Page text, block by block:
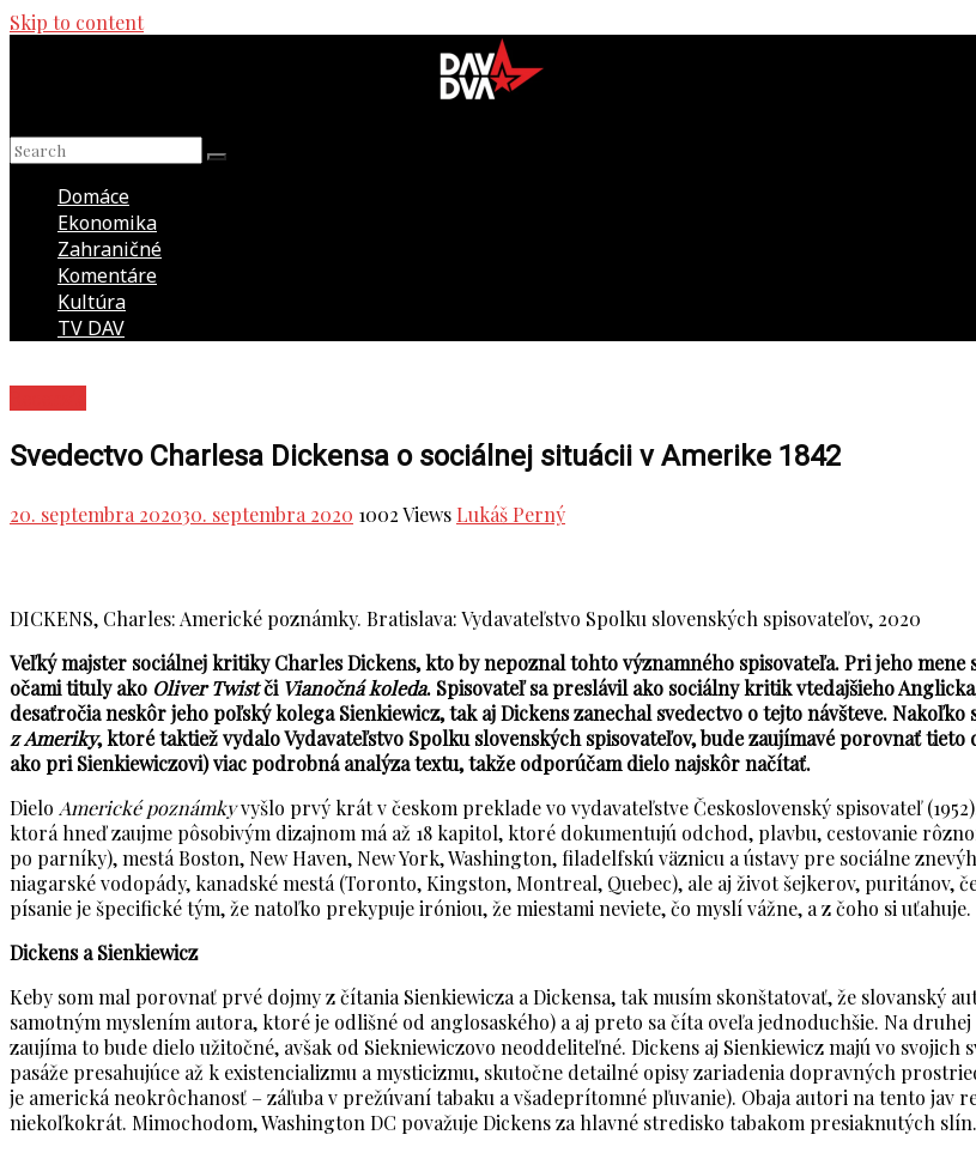
Skip to content
Domáce
Ekonomika
Zahraničné
Komentáre
Kultúra
TV DAV
Svedectvo Charlesa Dickensa o sociálnej situácii v Amerike 1842
20. septembra 202030. septembra 2020 1002 Views Lukáš Perný
DICKENS, Charles: Americké poznámky. Bratislava: Vydavateľstvo Spolku slovenských spisovateľov, 2020
Veľký majster sociálnej kritiky Charles Dickens, kto by nepoznal tohto významného spisovateľa. Pri jeho
očami tituly ako Oliver Twistči Vianočná koleda. Spisovateľ sa preslávil ako sociálny kritik vtedajšieho
desaťročia neskôr jeho poľský kolega Sienkiewicz, tak aj Dickens zanechal svedectvo o tejto návšteve.
z Ameriky, ktoré taktiež vydalo Vydavateľstvo Spolku slovenských spisovateľov, bude zaujímavé porovnať tieto
ako pri Sienkiewiczovi) viac podrobná analýza textu, takže odporúčam dielo najskôr načítať.
Dielo Americké poznámkyvyšlo prvý krát v českom preklade vo vydavateľstve Československý spisovateľ
ktorá hneď zaujme pôsobivým dizajnom má až 18 kapitol, ktoré dokumentujú odchod, plavbu, cestovanie
po parníky), mestá Boston, New Haven, New York, Washington, filadelfskú väznicu a ústavy pre sociálne
niagarské vodopády, kanadské mestá (Toronto, Kingston, Montreal, Quebec), ale aj život šejkerov,
písanie je špecifické tým, že natoľko prekypuje iróniou, že miestami neviete, čo myslí vážne, a z čoho si uťahuje.
Dickens a Sienkiewicz
Keby som mal porovnať prvé dojmy z čítania Sienkiewicza a Dickensa, tak musím skonštatovať, že slovanský
samotným myslením autora, ktoré je odlišné od anglosaského) a aj preto sa číta oveľa jednoduchšie. Na
zaujíma to bude dielo užitočné, avšak od Siekniewiczovo neoddeliteľné. Dickens aj Sienkiewicz majú vo
pasáže presahujúce až k existencializmu a mysticizmu, skutočne detailné opisy zariadenia dopravných
je americká neokrôchanosť – záľuba v prežúvaní tabaku a všadeprítomné pľuvanie). Obaja autori na tento jav
niekoľkokrát. Mimochodom, Washington DC považuje Dickens za hlavné stredisko tabakom presiaknutých slín.